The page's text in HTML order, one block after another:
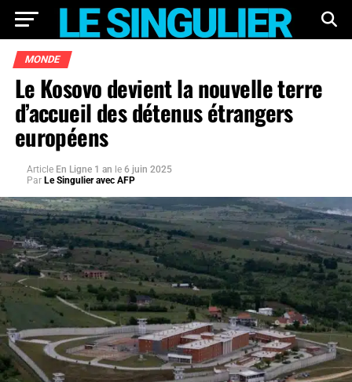
MONDE
Le Kosovo devient la nouvelle terre
d’accueil des détenus étrangers
européens
Article En Ligne 1 an le 6 juin 2025
Par Le Singulier avec AFP